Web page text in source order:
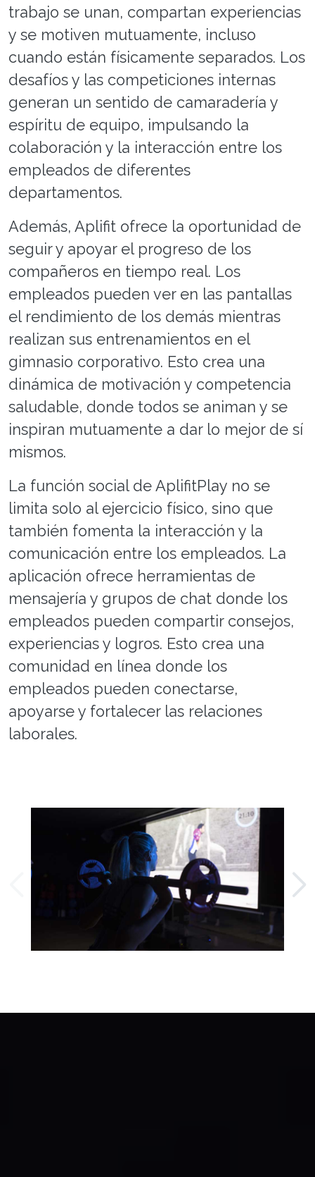
trabajo se unan, compartan experiencias
y se motiven mutuamente, incluso
cuando están físicamente separados. Los
desafíos y las competiciones internas
generan un sentido de camaradería y
espíritu de equipo, impulsando la
colaboración y la interacción entre los
empleados de diferentes
departamentos.
Además, Aplifit ofrece la oportunidad de
seguir y apoyar el progreso de los
compañeros en tiempo real. Los
empleados pueden ver en las pantallas
el rendimiento de los demás mientras
realizan sus entrenamientos en el
gimnasio corporativo. Esto crea una
dinámica de motivación y competencia
saludable, donde todos se animan y se
inspiran mutuamente a dar lo mejor de sí
mismos.
La función social de AplifitPlay no se
limita solo al ejercicio físico, sino que
también fomenta la interacción y la
comunicación entre los empleados. La
aplicación ofrece herramientas de
mensajería y grupos de chat donde los
empleados pueden compartir consejos,
experiencias y logros. Esto crea una
comunidad en línea donde los
empleados pueden conectarse,
apoyarse y fortalecer las relaciones
laborales.